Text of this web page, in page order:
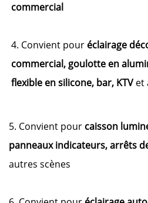
commercial
4. Convient pour éclairage
commercial, goulotte en
flexible en silicone, bar, KTVet
5. Convient pour caisson
panneaux indicateurs, arrêts
autres scènes